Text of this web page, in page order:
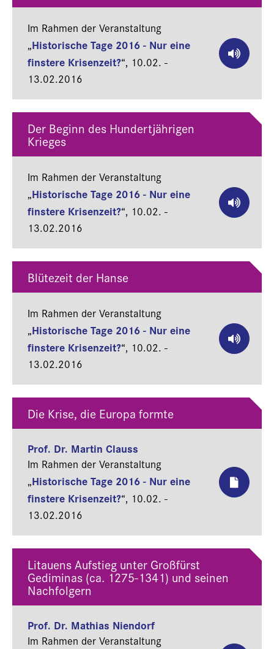
Im Rahmen der Veranstaltung
„Historische Tage 2016 - Nur eine
finstere Krisenzeit?“, 10.02. -
13.02.2016
Der Beginn des Hundertjährigen
Krieges
Im Rahmen der Veranstaltung
„Historische Tage 2016 - Nur eine
finstere Krisenzeit?“, 10.02. -
13.02.2016
Blütezeit der Hanse
Im Rahmen der Veranstaltung
„Historische Tage 2016 - Nur eine
finstere Krisenzeit?“, 10.02. -
13.02.2016
Die Krise, die Europa formte
Prof. Dr. Martin Clauss
Im Rahmen der Veranstaltung
„Historische Tage 2016 - Nur eine
finstere Krisenzeit?“, 10.02. -
13.02.2016
Litauens Aufstieg unter Großfürst
Gediminas (ca. 1275-1341) und seinen
Nachfolgern
Prof. Dr. Mathias Niendorf
Im Rahmen der Veranstaltung